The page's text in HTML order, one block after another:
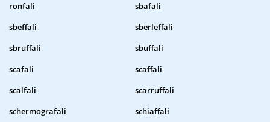
ronfali
sbafali
sbeffali
sberleffali
sbruffali
sbuffali
scafali
scaffali
scalfali
scarruffali
schermografali
schiaffali